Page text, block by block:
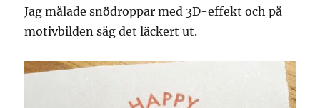
Jag målade snödroppar med 3D-effekt och på
motivbilden såg det läckert ut.